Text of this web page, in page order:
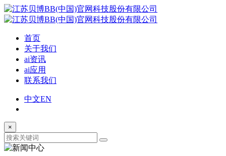
首页
关于我们
ai资讯
ai应用
联系我们
中文EN
×